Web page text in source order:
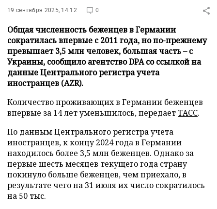
19 сентября 2025, 14:12 0
Общая численность беженцев в Германии
сократилась впервые с 2011 года, но по-прежнему
превышает 3,5 млн человек, большая часть – с
Украины, сообщило агентство DPA со ссылкой на
данные Центрального регистра учета
иностранцев (AZR).
Количество проживающих в Германии беженцев
впервые за 14 лет уменьшилось, передаетТАСС.
По данным Центрального регистра учета
иностранцев, к концу 2024 года в Германии
находилось более 3,5 млн беженцев. Однако за
первые шесть месяцев текущего года страну
покинуло больше беженцев, чем приехало, в
результате чего на 31 июля их число сократилось
на 50 тыс.